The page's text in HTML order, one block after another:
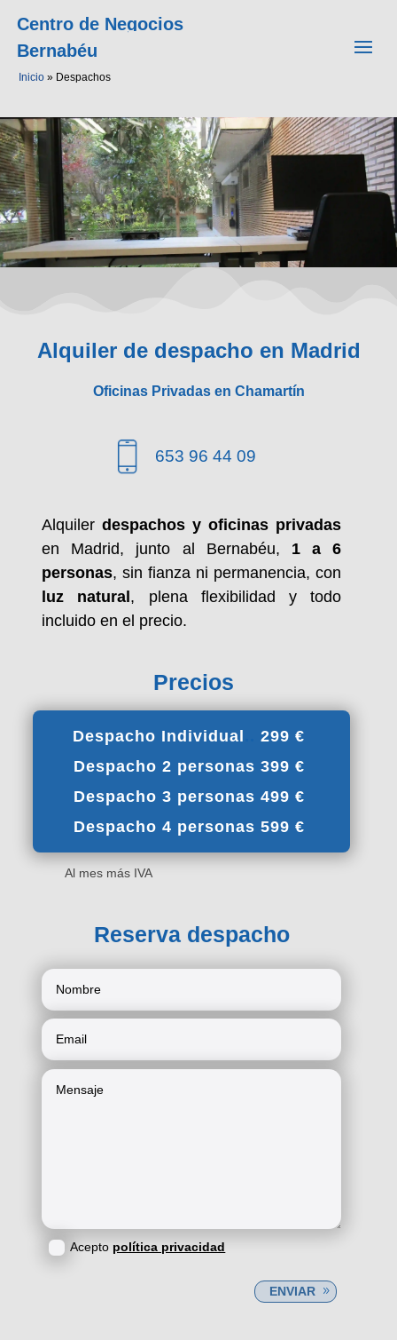
Centro de Negocios
Bernabéu
Inicio» Despachos
Alquiler de despacho en Madrid
Oficinas Privadas en Chamartín
653 96 44 09
Alquilerdespachos y oficinas privadas
en Madrid, junto al Bernabéu, 1 a 6
personas, sin fianza ni permanencia, con
luz natural , plena flexibilidad y todo
incluido en el precio.
Precios
Despacho Individual
299 €
Despacho 2 personas 399 €
Despacho 3 personas 499 €
Despacho 4 personas 599 €
Al mes más IVA
Reserva despacho
Acepto política privacidad
ENVIAR